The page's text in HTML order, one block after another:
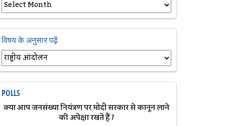
विषय के अनुसार पढ़ें
POLLS
क्या आप जनसंख्या नियंत्रण पर मोदी सरकार से कानून लाने
की अपेक्षा रखते हैं ?